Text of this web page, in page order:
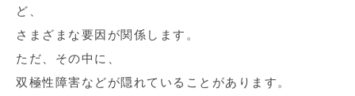
ど、
さまざまな要因が関係します。
ただ、その中に、
双極性障害などが隠れていることがあります。